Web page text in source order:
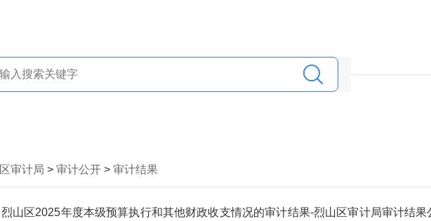
区审计局 > 审计公开 > 审计结果
烈山区2025年度本级预算执行和其他财政收支情况的审计结果-烈山区审计局审计结果